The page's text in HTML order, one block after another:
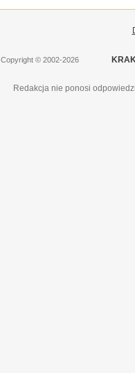
Copyright © 2002-2026
Redakcja nie ponosi